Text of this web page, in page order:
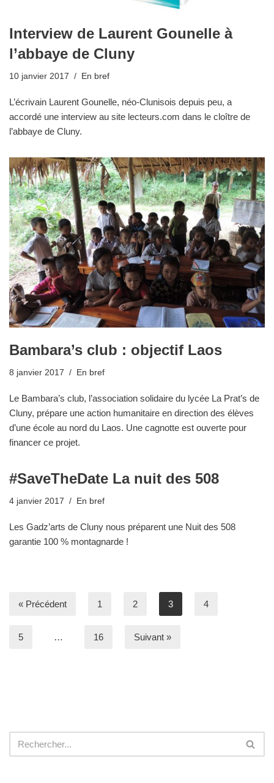
Interview de Laurent Gounelle à
l’abbaye de Cluny
10 janvier 2017 En bref
L’écrivain Laurent Gounelle, néo-Clunisois depuis peu, a
accordé une interview au site lecteurs.com dans le cloître de
l’abbaye de Cluny.
Bambara’s club : objectif Laos
8 janvier 2017 En bref
Le Bambara’s club, l’association solidaire du lycée La Prat’s de
Cluny, prépare une action humanitaire en direction des élèves
d’une école au nord du Laos. Une cagnotte est ouverte pour
financer ce projet.
#SaveTheDate La nuit des 508
4 janvier 2017 En bref
Les Gadz’arts de Cluny nous préparent une Nuit des 508
garantie 100 % montagnarde !
« Précédent 1 2 3 4
5 … 16 Suivant »